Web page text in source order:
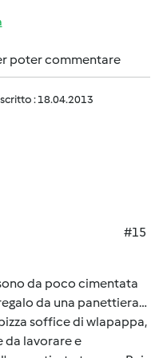
poter commentare
: 18.04.2013
#15
da poco cimentata
da una panettiera…
soffice di wlapappa,
da lavorare e